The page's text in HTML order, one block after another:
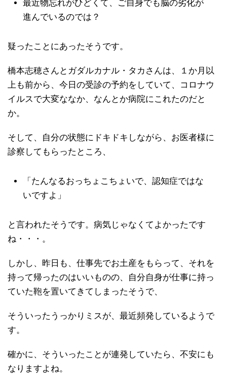
最近物忘れがひどくて、ご自身でも脳の劣化が
進んでいるのでは？
疑ったことにあったそうです。
橋本志穂さんとガダルカナル・タカさんは、１か月以
上も前から、今日の受診の予約をしていて、コロナウ
イルスで大変ななか、なんとか病院にこれたのだと
か。
そして、自分の状態にドキドキしながら、お医者様に
診察してもらったところ、
「たんなるおっちょこちょいで、認知症ではな
いですよ」
と言われたそうです。病気じゃなくてよかったです
ね・・・。
しかし、昨日も、仕事先でお土産をもらって、それを
持って帰ったのはいいものの、自分自身が仕事に持っ
ていた鞄を置いてきてしまったそうで、
そういったうっかりミスが、最近頻発しているようで
す。
確かに、そういったことが連発していたら、不安にも
なりますよね。